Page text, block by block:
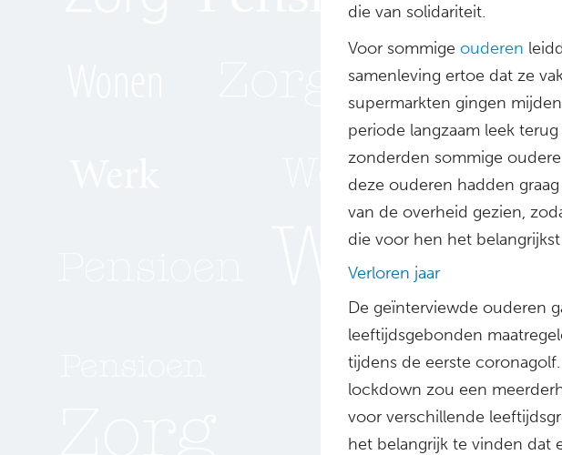
die van solidariteit.
Voor sommige ouderen
samenleving ertoe dat ze
supermarkten gingen
periode langzaam leek terug
zonderden sommige
deze ouderen hadden
van de overheid gezien,
die voor hen het
Verloren jaar
De geïnterviewde ouderen
leeftijdsgebonden
tijdens de eerste
lockdown zou een
voor verschillende
het belangrijk te vinden dat